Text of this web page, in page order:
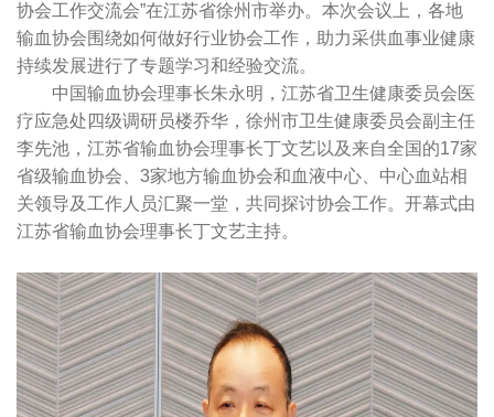
协会工作交流会”在江苏省徐州市举办。本次会议上，各地
输血协会围绕如何做好行业协会工作，助力采供血事业健康
持续发展进行了专题学习和经验交流。
中国输血协会理事长朱永明，江苏省卫生健康委员会医
疗应急处四级调研员楼乔华，徐州市卫生健康委员会副主任
李先池，江苏省输血协会理事长丁文艺以及来自全国的17家
省级输血协会、3家地方输血协会和血液中心、中心血站相
关领导及工作人员汇聚一堂，共同探讨协会工作。开幕式由
江苏省输血协会理事长丁文艺主持。